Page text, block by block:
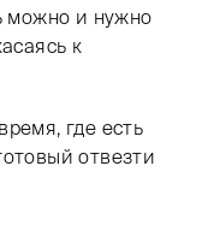
можно и нужно
к
где есть
отвезти